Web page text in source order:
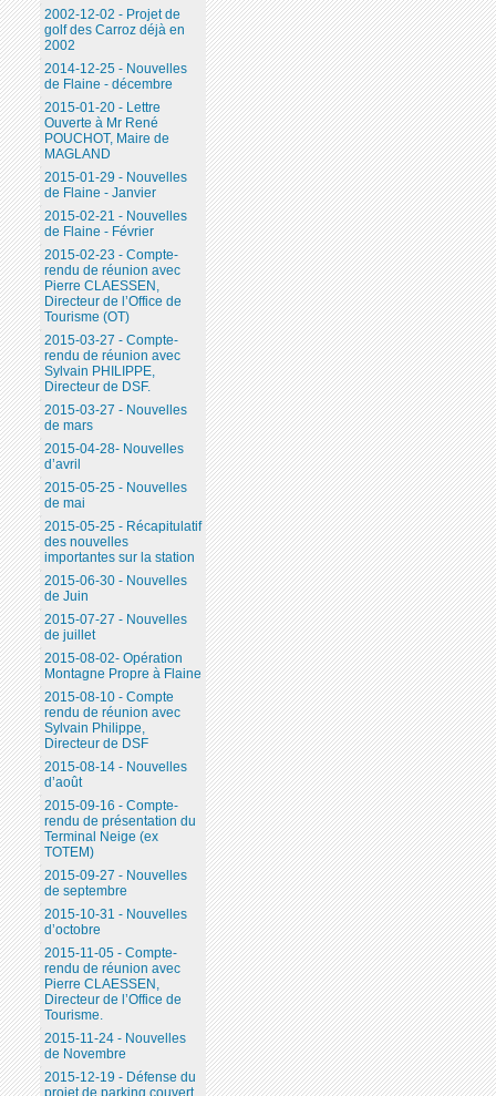
2002-12-02 - Projet de
golf des Carroz déjà en
2002
2014-12-25 - Nouvelles
de Flaine - décembre
2015-01-20 - Lettre
Ouverte à Mr René
POUCHOT, Maire de
MAGLAND
2015-01-29 - Nouvelles
de Flaine - Janvier
2015-02-21 - Nouvelles
de Flaine - Février
2015-02-23 - Compte-
rendu de réunion avec
Pierre CLAESSEN,
Directeur de l’Office de
Tourisme (OT)
2015-03-27 - Compte-
rendu de réunion avec
Sylvain PHILIPPE,
Directeur de DSF.
2015-03-27 - Nouvelles
de mars
2015-04-28- Nouvelles
d’avril
2015-05-25 - Nouvelles
de mai
2015-05-25 - Récapitulatif
des nouvelles
importantes sur la station
2015-06-30 - Nouvelles
de Juin
2015-07-27 - Nouvelles
de juillet
2015-08-02- Opération
Montagne Propre à Flaine
2015-08-10 - Compte
rendu de réunion avec
Sylvain Philippe,
Directeur de DSF
2015-08-14 - Nouvelles
d’août
2015-09-16 - Compte-
rendu de présentation du
Terminal Neige (ex
TOTEM)
2015-09-27 - Nouvelles
de septembre
2015-10-31 - Nouvelles
d’octobre
2015-11-05 - Compte-
rendu de réunion avec
Pierre CLAESSEN,
Directeur de l’Office de
Tourisme.
2015-11-24 - Nouvelles
de Novembre
2015-12-19 - Défense du